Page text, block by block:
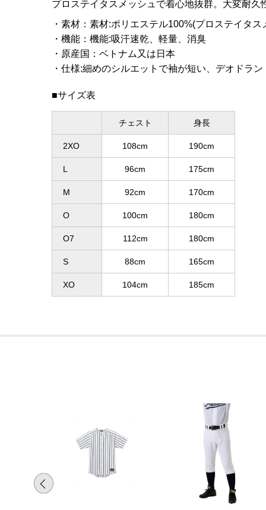
プロステイタスメッシュで着心地抜群。大変耐
素材 ： 素材:ポリエステル100%(プロステイタス
機能 ： 機能:吸汗速乾、軽量、消臭
原産国 ： ベトナム又は日本
仕様:細めのシルエットで袖が短い、デオドラン
■サイズ表
チェスト 身長
2XO 108cm 190cm
L 96cm 175cm
M 92cm 170cm
O 100cm 180cm
O7 112cm 180cm
S 88cm 165cm
XO 104cm 185cm